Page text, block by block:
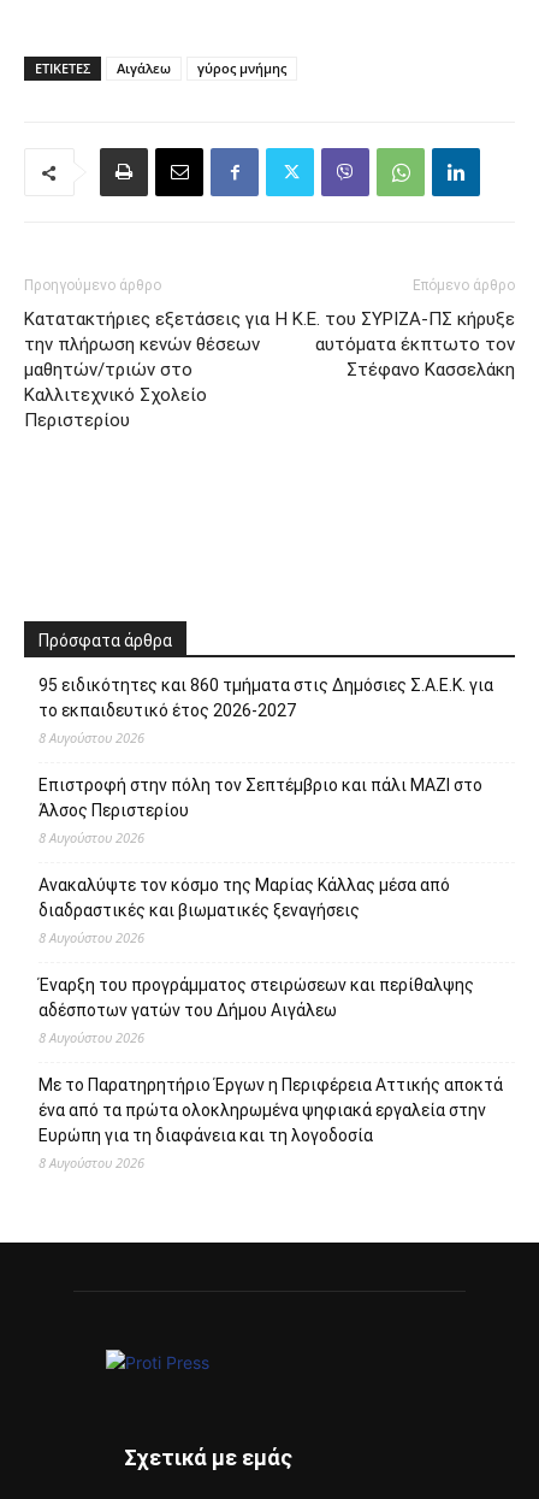
ΕΤΙΚΈΤΕΣ Αιγάλεω γύρος μνήμης
Προηγούμενο άρθρο
Κατατακτήριες εξετάσεις για
την πλήρωση κενών θέσεων
μαθητών/τριών στο
Καλλιτεχνικό Σχολείο
Περιστερίου
Επόμενο άρθρο
H K.E. του ΣΥΡΙΖΑ-ΠΣ κήρυξε
αυτόματα έκπτωτο τον
Στέφανο Κασσελάκη
Πρόσφατα άρθρα
95 ειδικότητες και 860 τμήματα στις Δημόσιες Σ.Α.Ε.Κ. για
το εκπαιδευτικό έτος 2026-2027
8 Αυγούστου 2026
Επιστροφή στην πόλη τον Σεπτέμβριο και πάλι ΜΑΖΙ στο
Άλσος Περιστερίου
8 Αυγούστου 2026
Ανακαλύψτε τον κόσμο της Μαρίας Κάλλας μέσα από
διαδραστικές και βιωματικές ξεναγήσεις
8 Αυγούστου 2026
Έναρξη του προγράμματος στειρώσεων και περίθαλψης
αδέσποτων γατών του Δήμου Αιγάλεω
8 Αυγούστου 2026
Με το Παρατηρητήριο Έργων η Περιφέρεια Αττικής αποκτά
ένα από τα πρώτα ολοκληρωμένα ψηφιακά εργαλεία στην
Ευρώπη για τη διαφάνεια και τη λογοδοσία
8 Αυγούστου 2026
Σχετικά με εμάς